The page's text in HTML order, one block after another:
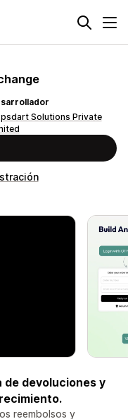
Solutions Private
de devoluciones y
reembolsos y